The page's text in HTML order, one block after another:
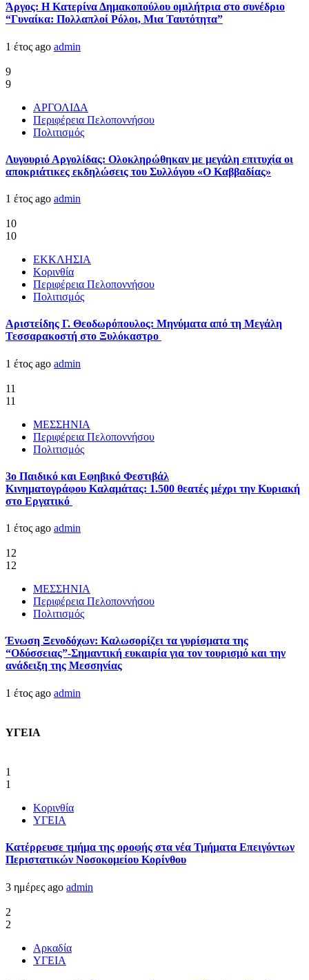
Άργος: Η Κατερίνα Δημακοπούλου ομιλήτρια στο συνέδριο
“Γυναίκα: Πολλαπλοί Ρόλοι, Μια Ταυτότητα”
1 έτος ago admin
9
9
ΑΡΓΟΛΙΔΑ
Περιφέρεια Πελοποννήσου
Πολιτισμός
Λυγουριό Αργολίδας: Ολοκληρώθηκαν με μεγάλη επιτυχία οι
αποκριάτικες εκδηλώσεις του Συλλόγου «Ο Καββαδίας»
1 έτος ago admin
10
10
ΕΚΚΛΗΣΙΑ
Κορινθία
Περιφέρεια Πελοποννήσου
Πολιτισμός
Αριστείδης Γ. Θεοδωρόπουλος: Μηνύματα από τη Μεγάλη
Τεσσαρακοστή στο Ξυλόκαστρο
1 έτος ago admin
11
11
ΜΕΣΣΗΝΙΑ
Περιφέρεια Πελοποννήσου
Πολιτισμός
3ο Παιδικό και Εφηβικό Φεστιβάλ
Κινηματογράφου Καλαμάτας: 1.500 θεατές μέχρι την Κυριακή
στο Εργατικό
1 έτος ago admin
12
12
ΜΕΣΣΗΝΙΑ
Περιφέρεια Πελοποννήσου
Πολιτισμός
Ένωση Ξενοδόχων: Καλωσορίζει τα γυρίσματα της
“Οδύσσειας”-Σημαντική ευκαιρία για τον τουρισμό και την
ανάδειξη της Μεσσηνίας
1 έτος ago admin
ΥΓΕΙΑ
1
1
Κορινθία
ΥΓΕΙΑ
Kατέρρευσε τμήμα της οροφής στα νέα Τμήματα Επειγόντων
Περιστατικών Νοσοκομείου Κορίνθου
3 ημέρες ago admin
2
2
Αρκαδία
ΥΓΕΙΑ